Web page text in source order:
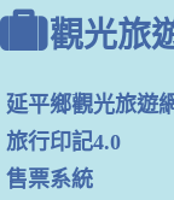
觀光旅
延平鄉觀光旅遊
旅行印記4.0
售票系統